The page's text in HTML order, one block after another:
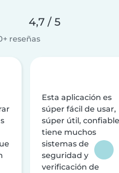
4,7 / 5
reseñas
Esta aplicación es
súper fácil de usar,
súper útil,
tiene muchos
sistemas de
seguridad y
verificación de